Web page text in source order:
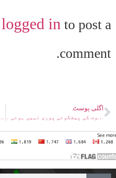
logged in to post a
comment.
اگلی پوسٹ